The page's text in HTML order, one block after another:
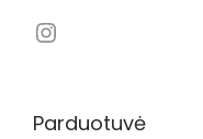
Parduotuvė